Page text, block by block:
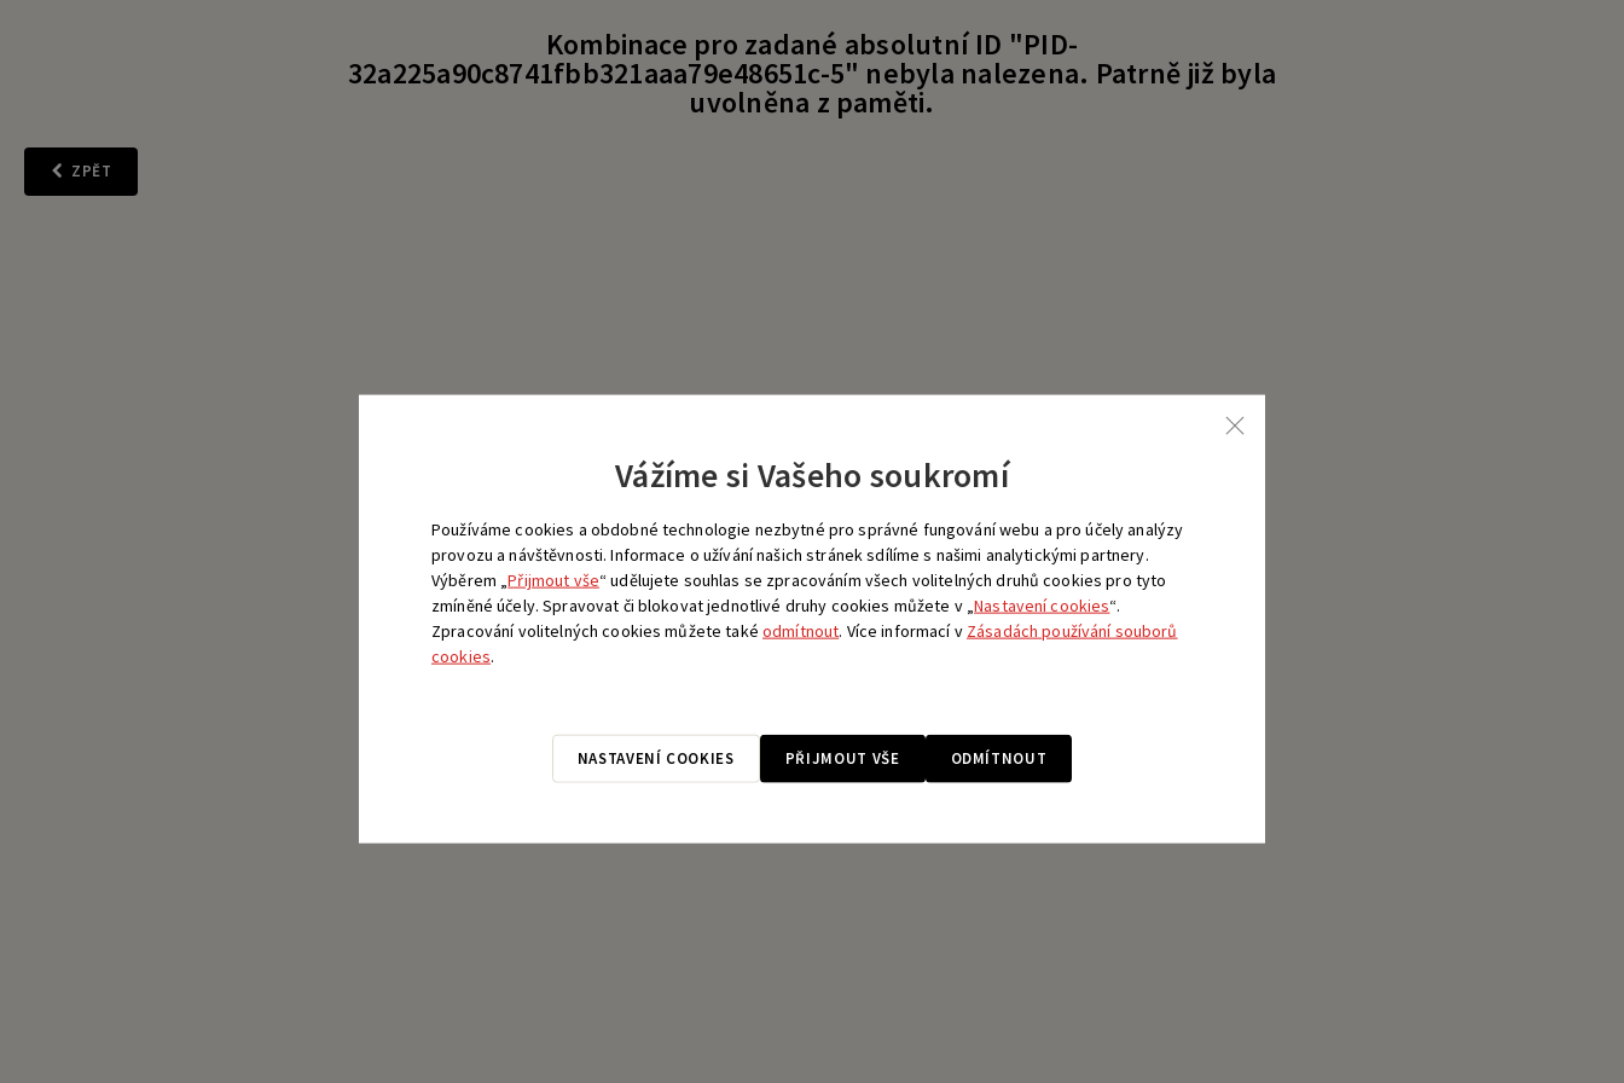
Kombinace pro zadané absolutní ID "PID-
32a225a90c8741fbb321aaa79e48651c-5" nebyla nalezena. Patrně již byla
uvolněna z paměti.
ZPĚT
Vážíme si Vašeho soukromí
Používáme cookies a obdobné technologie nezbytné pro správné fungování webu a pro účely analýzy
provozu a návštěvnosti. Informace o užívání našich stránek sdílíme s našimi analytickými partnery.
Výběrem „Přijmout vše“ udělujete souhlas se zpracováním všech volitelných druhů cookies pro tyto
zmíněné účely. Spravovat či blokovat jednotlivé druhy cookies můžete v „Nastavení cookies“.
Zpracování volitelných cookies můžete takéodmítnout. Více informací v Zásadách používání souborů
cookies.
ODMÍTNOUT
NASTAVENÍ COOKIES PŘIJMOUT VŠE